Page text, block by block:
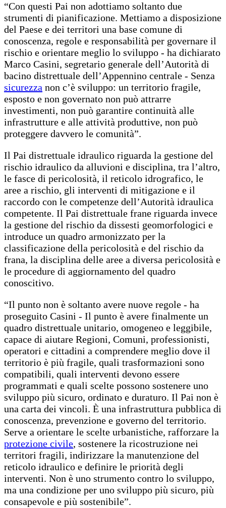
“Con questi Pai non adottiamo soltanto due
strumenti di pianificazione. Mettiamo a disposizione
del Paese e dei territori una base comune di
conoscenza, regole e responsabilità per governare il
rischio e orientare meglio lo sviluppo - ha dichiarato
Marco Casini, segretario generale dell’Autorità di
bacino distrettuale dell’Appennino centrale - Senza
sicurezza non c’è sviluppo: un territorio fragile,
esposto e non governato non può attrarre
investimenti, non può garantire continuità alle
infrastrutture e alle attività produttive, non può
proteggere davvero le comunità”.
Il Pai distrettuale idraulico riguarda la gestione del
rischio idraulico da alluvioni e disciplina, tra l’altro,
le fasce di pericolosità, il reticolo idrografico, le
aree a rischio, gli interventi di mitigazione e il
raccordo con le competenze dell’Autorità idraulica
competente. Il Pai distrettuale frane riguarda invece
la gestione del rischio da dissesti geomorfologici e
introduce un quadro armonizzato per la
classificazione della pericolosità e del rischio da
frana, la disciplina delle aree a diversa pericolosità e
le procedure di aggiornamento del quadro
conoscitivo.
“Il punto non è soltanto avere nuove regole - ha
proseguito Casini - Il punto è avere finalmente un
quadro distrettuale unitario, omogeneo e leggibile,
capace di aiutare Regioni, Comuni, professionisti,
operatori e cittadini a comprendere meglio dove il
territorio è più fragile, quali trasformazioni sono
compatibili, quali interventi devono essere
programmati e quali scelte possono sostenere uno
sviluppo più sicuro, ordinato e duraturo. Il Pai non è
una carta dei vincoli. È una infrastruttura pubblica di
conoscenza, prevenzione e governo del territorio.
Serve a orientare le scelte urbanistiche, rafforzare la
protezione civile, sostenere la ricostruzione nei
territori fragili, indirizzare la manutenzione del
reticolo idraulico e definire le priorità degli
interventi. Non è uno strumento contro lo sviluppo,
ma una condizione per uno sviluppo più sicuro, più
consapevole e più sostenibile”.